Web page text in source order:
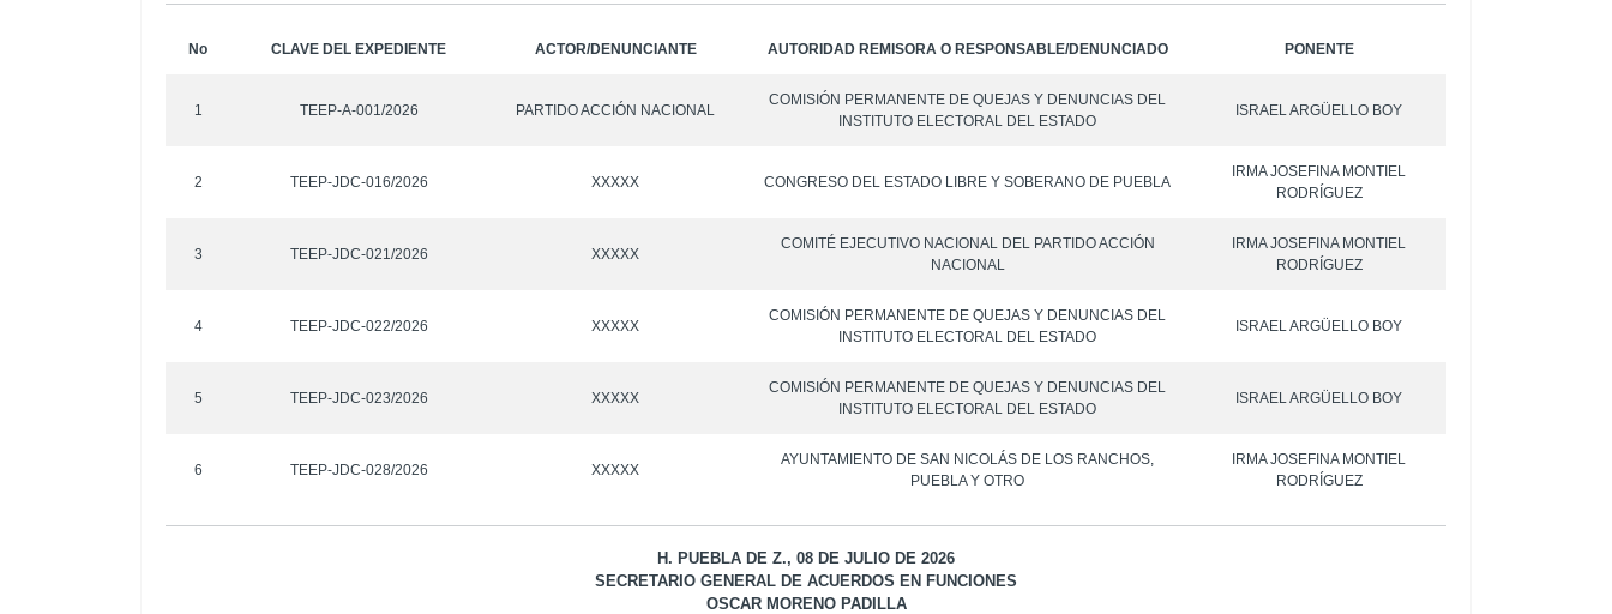
No CLAVE DEL EXPEDIENTE ACTOR/DENUNCIANTE AUTORIDAD REMISORA O RESPONSABLE/DENUNCIADO PONENTE
1 TEEP-A-001/2026 PARTIDO ACCIÓN NACIONAL
COMISIÓN PERMANENTE DE QUEJAS Y DENUNCIAS DEL
INSTITUTO ELECTORAL DEL ESTADO
ISRAEL ARGÜELLO BOY
2 TEEP-JDC-016/2026 XXXXX CONGRESO DEL ESTADO LIBRE Y SOBERANO DE PUEBLA
IRMA JOSEFINA MONTIEL
RODRÍGUEZ
3 TEEP-JDC-021/2026 XXXXX
COMITÉ EJECUTIVO NACIONAL DEL PARTIDO ACCIÓN
NACIONAL
IRMA JOSEFINA MONTIEL
RODRÍGUEZ
4 TEEP-JDC-022/2026 XXXXX
COMISIÓN PERMANENTE DE QUEJAS Y DENUNCIAS DEL
INSTITUTO ELECTORAL DEL ESTADO
ISRAEL ARGÜELLO BOY
5 TEEP-JDC-023/2026 XXXXX
COMISIÓN PERMANENTE DE QUEJAS Y DENUNCIAS DEL
INSTITUTO ELECTORAL DEL ESTADO
ISRAEL ARGÜELLO BOY
6 TEEP-JDC-028/2026 XXXXX
AYUNTAMIENTO DE SAN NICOLÁS DE LOS RANCHOS,
PUEBLA Y OTRO
IRMA JOSEFINA MONTIEL
RODRÍGUEZ
H. PUEBLA DE Z., 08 DE JULIO DE 2026
SECRETARIO GENERAL DE ACUERDOS EN FUNCIONES
OSCAR MORENO PADILLA